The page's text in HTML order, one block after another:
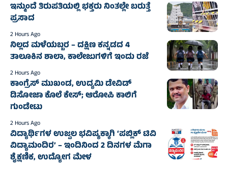
ಇನ್ಮುಂದೆ ತಿರುಪತಿಯಲ್ಲಿ ಭಕ್ತರು ನಿಂತಲ್ಲೇ ಬರುತ್ತೆ
ಪ್ರಸಾದ
2 Hours Ago
ನಿಲ್ಲದ ಮಳೆಯಬ್ಬರ – ದಕ್ಷಿಣ ಕನ್ನಡದ 4
ತಾಲೂಕಿನ ಶಾಲಾ, ಕಾಲೇಜುಗಳಿಗೆ ಇಂದು ರಜೆ
2 Hours Ago
ಕಾಂಗ್ರೆಸ್‌ ಮುಖಂಡ, ಉದ್ಯಮಿ ಡೇವಿಡ್‌
ಡಿಸೋಜಾ ಕೊಲೆ ಕೇಸ್;‌ ಆರೋಪಿ ಕಾಲಿಗೆ
ಗುಂಡೇಟು
2 Hours Ago
ವಿದ್ಯಾರ್ಥಿಗಳ ಉಜ್ವಲ ಭವಿಷ್ಯಕ್ಕಾಗಿ ‘ಪಬ್ಲಿಕ್ ಟಿವಿ
ವಿದ್ಯಾಮಂದಿರ’ – ಇಂದಿನಿಂದ 2 ದಿನಗಳ ಮೆಗಾ
ಶೈಕ್ಷಣಿಕ, ಉದ್ಯೋಗ ಮೇಳ